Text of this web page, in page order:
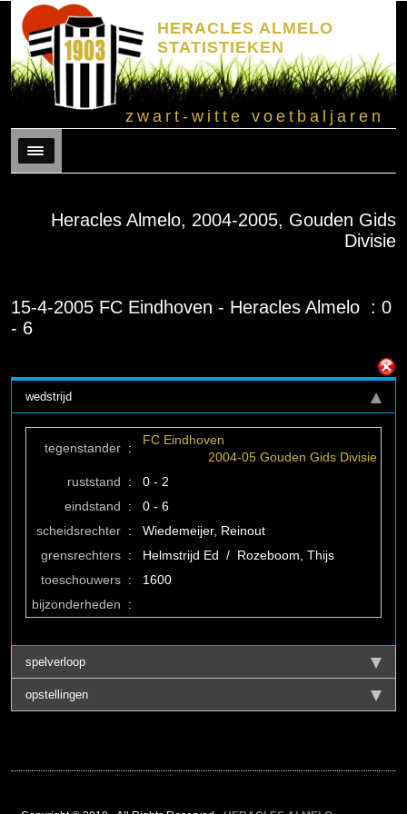
HERACLES ALMELO
STATISTIEKEN
zwart-witte voetbaljaren
Menu
Heracles Almelo, 2004-2005, Gouden Gids
Divisie
15-4-2005 FC Eindhoven - Heracles Almelo : 0
- 6
wedstrijd
tegenstander :
FC Eindhoven
2004-05 Gouden Gids Divisie
ruststand
:
0 - 2
eindstand
:
0 - 6
scheidsrechter :
Wiedemeijer, Reinout
grensrechters :
Helmstrijd Ed / Rozeboom, Thijs
toeschouwers :
1600
bijzonderheden
:
spelverloop
opstellingen